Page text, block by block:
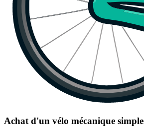
Achat d'un vélo mécanique simple